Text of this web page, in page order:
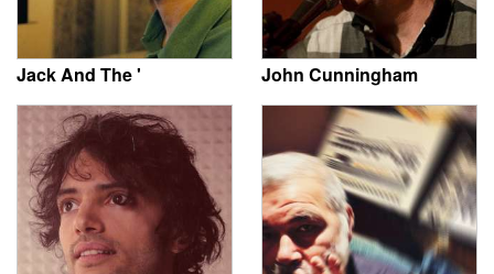
Jack And The ' John Cunningham